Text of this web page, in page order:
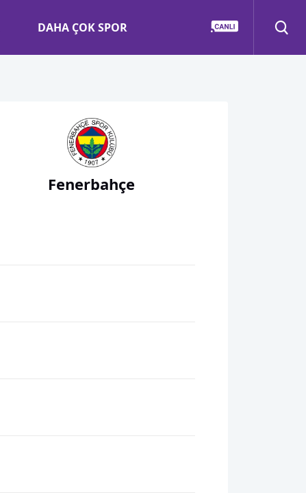
DAHA ÇOK SPOR
Fenerbahçe